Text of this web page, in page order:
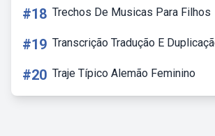
#18 Trechos De Musicas Para Filhos
#19 Transcrição Tradução E
#20 Traje Típico Alemão Feminino